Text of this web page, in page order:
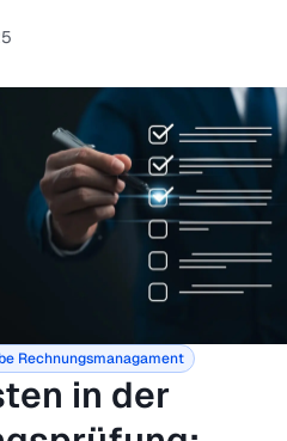
Rechnungsmanagament
in der